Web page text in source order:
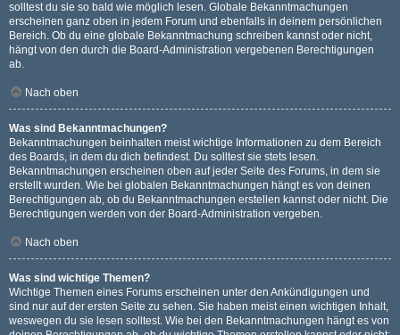
solltest du sie so bald wie möglich lesen. Globale Bekanntmachungen
erscheinen ganz oben in jedem Forum und ebenfalls in deinem persönlichen
Bereich. Ob du eine globale Bekanntmachung schreiben kannst oder nicht,
hängt von den durch die Board-Administration vergebenen Berechtigungen
ab.
Nach oben
Was sind Bekanntmachungen?
Bekanntmachungen beinhalten meist wichtige Informationen zu dem Bereich
des Boards, in dem du dich befindest. Du solltest sie stets lesen.
Bekanntmachungen erscheinen oben auf jeder Seite des Forums, in dem sie
erstellt wurden. Wie bei globalen Bekanntmachungen hängt es von deinen
Berechtigungen ab, ob du Bekanntmachungen erstellen kannst oder nicht. Die
Berechtigungen werden von der Board-Administration vergeben.
Nach oben
Was sind wichtige Themen?
Wichtige Themen eines Forums erscheinen unter den Ankündigungen und
sind nur auf der ersten Seite zu sehen. Sie haben meist einen wichtigen Inhalt,
weswegen du sie lesen solltest. Wie bei den Bekanntmachungen hängt es von